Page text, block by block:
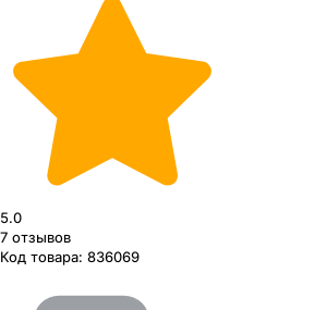
5.0
7 отзывов
Код товара: 836069